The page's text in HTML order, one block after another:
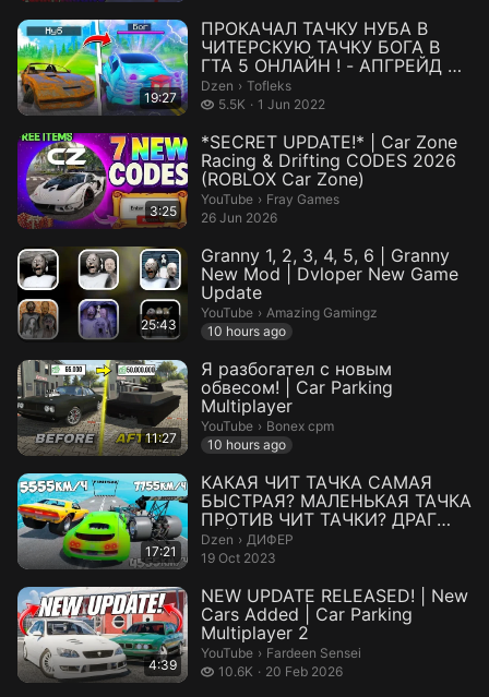
19:27
ПРОКАЧАЛ ТАЧКУ НУБА В
ЧИТЕРСКУЮ ТАЧКУ БОГА В
ГТА 5 ОНЛАЙН ! - АПГРЕЙД В
GTA 5 ONLINE
Dzen › Tofleks.
Tofleks
5.5K
5.5 thousand views
1 Jun 2022
3:25
*SECRET UPDATE!* | Car Zone
Racing & Drifting CODES 2026
(ROBLOX Car Zone)
YouTube › Fray Games.
Fray Games
26 Jun 2026
25:43
Granny 1, 2, 3, 4, 5, 6 | Granny
New Mod | Dvloper New Game
Update
YouTube › Amazing Gamingz.
Amazing Gamingz
10 hours ago
11:27
Я разбогател с новым
обвесом! | Car Parking
Multiplayer
YouTube › Bonex cpm.
Bonex cpm
10 hours ago
17:21
КАКАЯ ЧИТ ТАЧКА САМАЯ
БЫСТРАЯ? МАЛЕНЬКАЯ ТАЧКА
ПРОТИВ ЧИТ ТАЧКИ? ДРАГ
РЕЙСИНГ В GTA 5...
Dzen › ДИФЕР.
ДИФЕР
19 Oct 2023
4:39
NEW UPDATE RELEASED! | New
Cars Added | Car Parking
Multiplayer 2
YouTube › Fardeen Sensei.
Fardeen Sensei
10.6K
10.6 thousand views
20 Feb 2026